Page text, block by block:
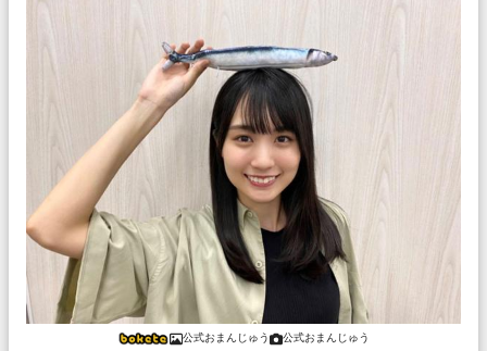
公式おまんじゅう 公式おまんじゅう